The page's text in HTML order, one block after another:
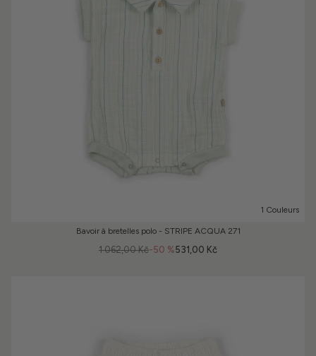
1 Couleurs
Bavoir à bretelles polo - STRIPE ACQUA 271
-50 %
1 062,00 Kč 531,00 Kč